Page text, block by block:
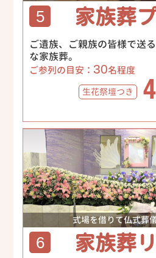
5 家族葬
ご遺族、ご親族の皆様で送
な家族葬。
ご参列の目安： 30名程度
生花祭壇つき
式場を借りて仏式葬
6 家族葬